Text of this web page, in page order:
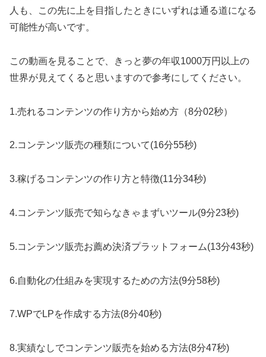
人も、この先に上を目指したときにいずれは通る道になる
可能性が高いです。
この動画を見ることで、きっと夢の年収1000万円以上の
世界が見えてくると思いますので参考にしてください。
1.売れるコンテンツの作り方から始め方（8分02秒）
2.コンテンツ販売の種類について(16分55秒)
3.稼げるコンテンツの作り方と特徴(11分34秒)
4.コンテンツ販売で知らなきゃまずいツール(9分23秒)
5.コンテンツ販売お薦め決済プラットフォーム(13分43秒)
6.自動化の仕組みを実現するための方法(9分58秒)
7.WPでLPを作成する方法(8分40秒)
8.実績なしでコンテンツ販売を始める方法(8分47秒)